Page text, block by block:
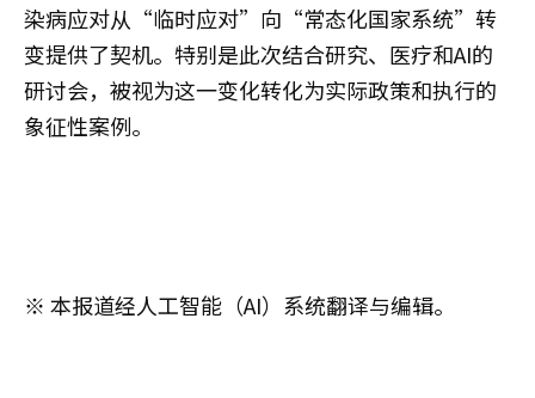
染病应对从“临时应对”向“常态化国家系统”转
变提供了契机。特别是此次结合研究、医疗和AI的
研讨会，被视为这一变化转化为实际政策和执行的
象征性案例。
※ 本报道经人工智能（AI）系统翻译与编辑。